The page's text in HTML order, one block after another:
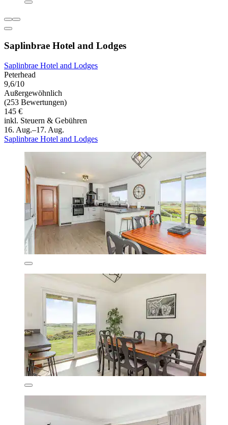
Saplinbrae Hotel and Lodges
Saplinbrae Hotel and Lodges
Peterhead
9,6/10
Außergewöhnlich
(253 Bewertungen)
145 €
inkl. Steuern & Gebühren
16. Aug.–17. Aug.
Saplinbrae Hotel and Lodges